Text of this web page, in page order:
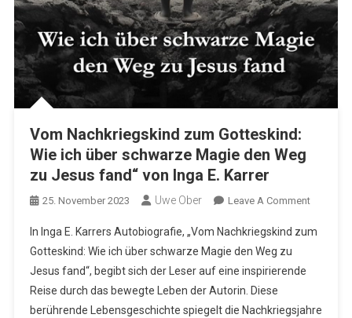
Vom Nachkriegskind zum Gotteskind:
Wie ich über schwarze Magie den Weg
zu Jesus fand“ von Inga E. Karrer
25. November 2023 Uwe Ober Leave A CommentOn
Ich
In Inga E. Karrers Autobiografie, „Vom Nachkriegskind zum
Gotteskind: Wie ich über schwarze Magie den Weg zu
Jesus fand“, begibt sich der Leser auf eine inspirierende
Reise durch das bewegte Leben der Autorin. Diese
berührende Lebensgeschichte spiegelt die Nachkriegsjahre